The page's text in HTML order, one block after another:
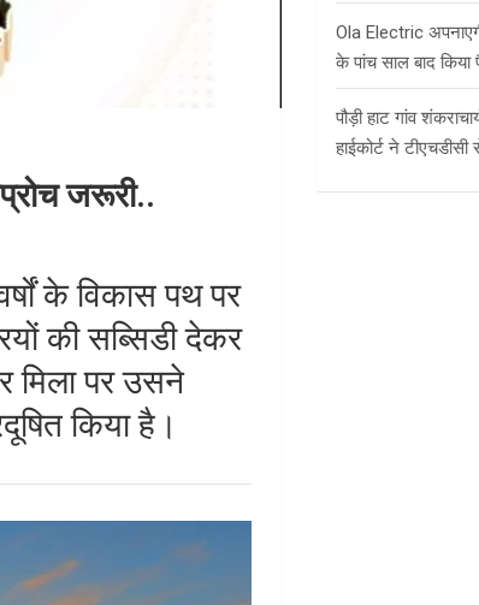
जरूरी..
के विकास पथ पर
की सब्सिडी देकर
मिला पर उसने
किया है।
Ola Electric
के पांच साल बाद
पौड़ी हाट गांव
हाईकोर्ट ने